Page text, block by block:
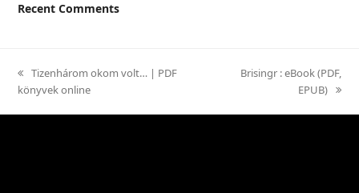
Recent Comments
previous
post:
Tizenhárom okom volt… | PDF
könyvek online
next
Brisingr : eBook (PDF,
EPUB)